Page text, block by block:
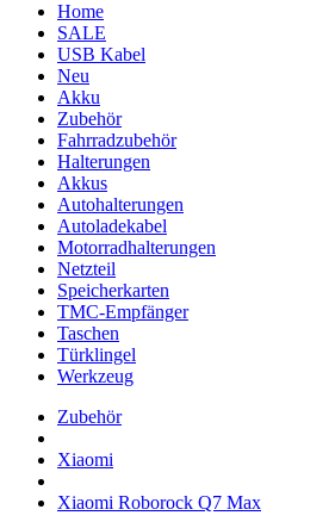
Home
SALE
USB Kabel
Neu
Akku
Zubehör
Fahrradzubehör
Halterungen
Akkus
Autohalterungen
Autoladekabel
Motorradhalterungen
Netzteil
Speicherkarten
TMC-Empfänger
Taschen
Türklingel
Werkzeug
Zubehör
Xiaomi
Xiaomi Roborock Q7 Max